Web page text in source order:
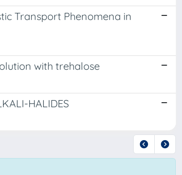
Transport Phenomena in
with trehalose
HALIDES